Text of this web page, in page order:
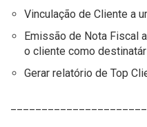
Vinculação de Cliente a
Emissão de Nota Fiscal
o cliente como
Gerar relatório de Top